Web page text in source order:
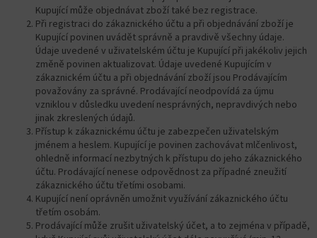
Kupující může objednávat zboží také bez registrace.
Při registraci do zákaznického účtu a při objednávání zboží je
Kupující povinen uvádět správně a pravdivě všechny údaje.
Údaje uvedené v uživatelském účtu je Kupující při jakékoliv jejich
změně povinen aktualizovat. Údaje uvedené Kupujícím v
zákaznickém účtu a při objednávání zboží jsou Prodávajícím
považovány za správné. Prodávající neodpovídá za újmu
vzniklou v důsledku uvedení nesprávných, nepravdivých nebo
jinak zkreslených údajů.
Přístup k zákaznickému účtu je zabezpečen uživatelským
jménem a heslem. Kupující je povinen zachovávat mlčenlivost,
ohledně informací nezbytných k přístupu do jeho zákaznického
účtu. Prodávající nenese odpovědnost za případné zneužití
zákaznického účtu třetími osobami.
Kupující není oprávněn umožnit využívání zákaznického účtu
třetím osobám.
Prodávající může zrušit uživatelský účet, a to zejména v případě,